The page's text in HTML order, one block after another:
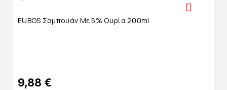
EUBOS Σαμπουάν Με 5% Ουρία 200ml
9,88 €